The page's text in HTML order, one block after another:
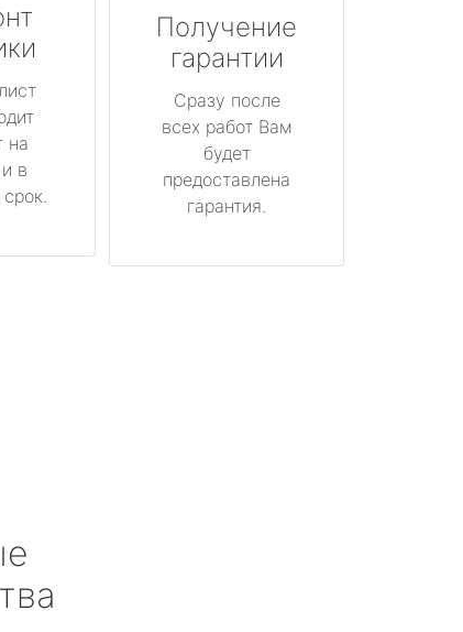
на
в
Получение
гарантии
Сразу после
всех работ Вам
будет
предоставлена
гарантия.